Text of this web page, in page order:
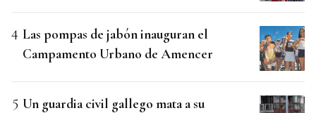
Las pompas de jabón inauguran el
Campamento Urbano de Amencer
Un guardia civil gallego mata a su